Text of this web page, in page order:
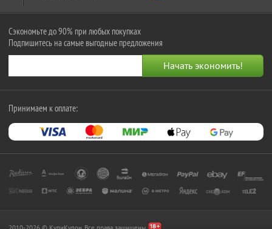
Сэкономьте до 90% при любых покупках
Подпишитесь на самые выгодные предложения
Принимаем к оплате: